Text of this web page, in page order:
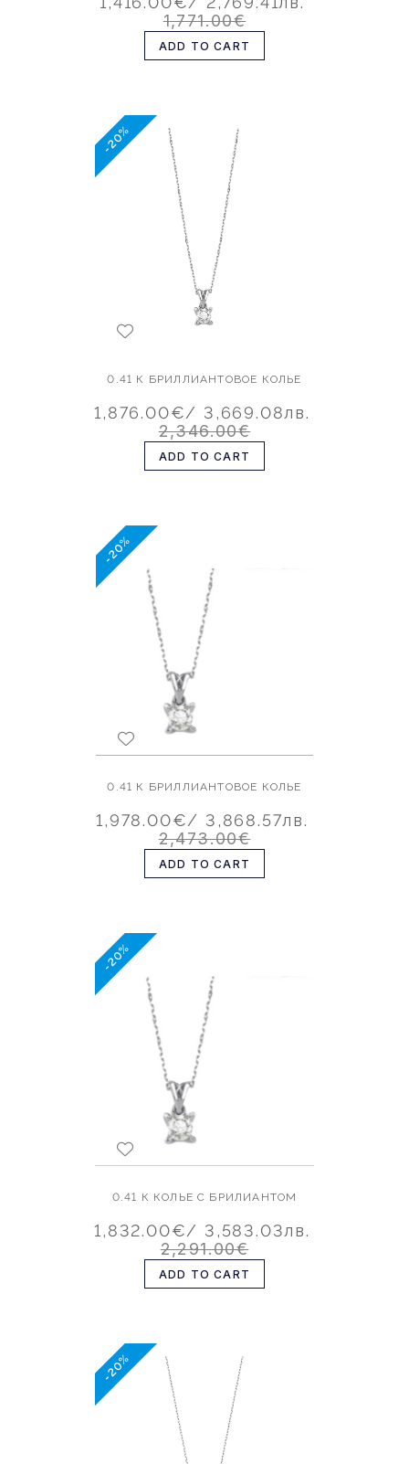
1,771.00€
ADD TO CART
-20%
0.41 К БРИЛЛИАНТОВОЕ КОЛЬЕ
1,876.00€/ 3,669.08лв.
2,346.00€
ADD TO CART
-20%
0.41 К БРИЛЛИАНТОВОЕ КОЛЬЕ
1,978.00€/ 3,868.57лв.
2,473.00€
ADD TO CART
-20%
0.41 К КОЛЬЕ С БРИЛИАНТОМ
1,832.00€/ 3,583.03лв.
2,291.00€
ADD TO CART
-20%